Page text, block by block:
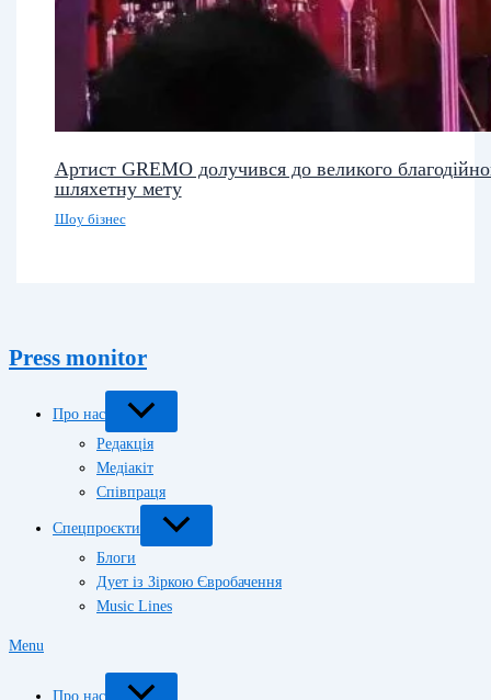
Артист GREMO долучився до великого
шляхетну мету
Шоу бізнес
Press monitor
Про нас
Редакція
Медіакіт
Співпраця
Спецпроєкти
Блоги
Дует із Зіркою Євробачення
Music Lines
Menu
Про нас